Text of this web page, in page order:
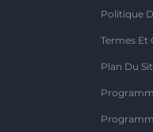
Politique
Termes Et
Plan Du